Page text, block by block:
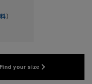
）
Find your size